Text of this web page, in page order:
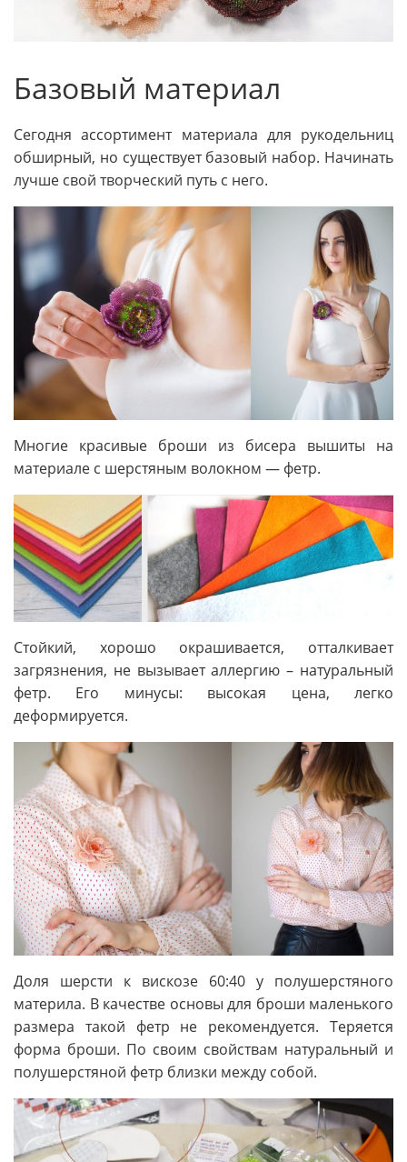
Базовый материал
Сегодня ассортимент материала для рукодельниц
обширный, но существует базовый набор. Начинать
лучше свой творческий путь с него.
Многие красивые броши из бисера вышиты на
материале с шерстяным волокном — фетр.
Стойкий, хорошо окрашивается, отталкивает
загрязнения, не вызывает аллергию – натуральный
фетр. Его минусы: высокая цена, легко
деформируется.
Доля шерсти к вискозе 60:40 у полушерстяного
материла. В качестве основы для броши маленького
размера такой фетр не рекомендуется. Теряется
форма броши. По своим свойствам натуральный и
полушерстяной фетр близки между собой.